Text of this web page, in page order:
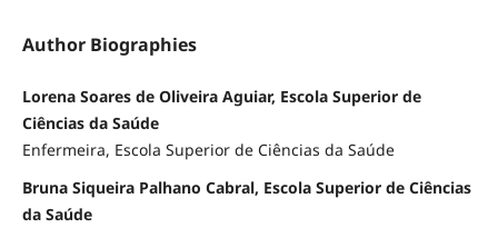
Author Biographies
Lorena Soares de Oliveira Aguiar, Escola Superior de
Ciências da Saúde
Enfermeira, Escola Superior de Ciências da Saúde
Bruna Siqueira Palhano Cabral, Escola Superior de Ciências
da Saúde